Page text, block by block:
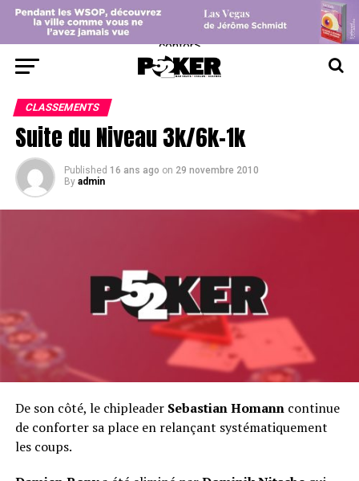
center>
CLASSEMENTS
Suite du Niveau 3k/6k-1k
Published 16 ans ago on 29 novembre 2010
By admin
De son côté, le chipleader Sebastian Homanncontinue
de conforter sa place en relançant systématiquement
les coups.